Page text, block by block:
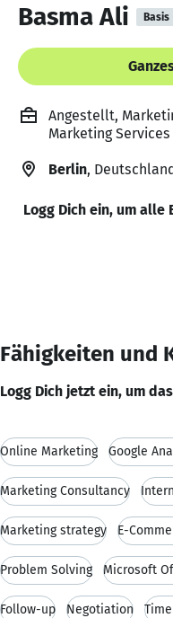
Basma Ali Basis
Angestellt,
Marketing Services
Berlin,
Logg Dich ein, um alle
Fähigkeiten und
Logg Dich jetzt ein, um
Online Marketing Google
Marketing Consultancy
Marketing strategy E-
Problem Solving Microsoft
Follow-up Negotiation